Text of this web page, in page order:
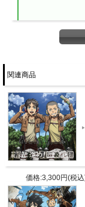
配信100
10月28日（土
梶と下野の進
グラスセット
それぞれ番組
関連商品
価格:3,300円(税